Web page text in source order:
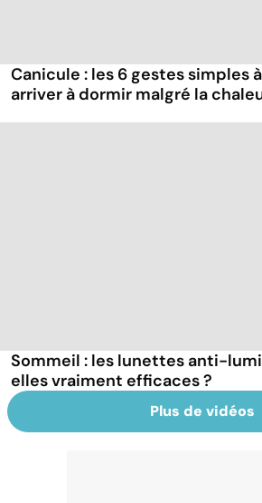
Canicule : les 6 gestes simples
arriver à dormir malgré la
Sommeil : les lunettes anti-
elles vraiment efficaces ?
Plus de vidéos